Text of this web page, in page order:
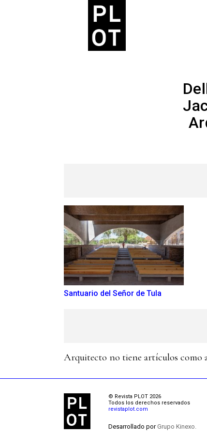
Santuario del Señor de Tula
Arquitecto no tiene artículos como
© Revista PLOT 2026
Todos los derechos reservados
revistaplot.com
Desarrollado porGrupo Kinexo.